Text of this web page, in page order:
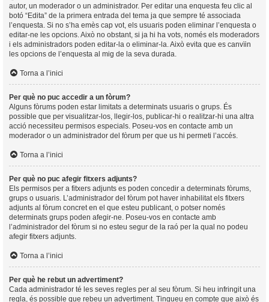
autor, un moderador o un administrador. Per editar una enquesta feu clic al
botó “Edita” de la primera entrada del tema ja que sempre té associada
l’enquesta. Si no s’ha emès cap vot, els usuaris poden eliminar l’enquesta o
editar-ne les opcions. Això no obstant, si ja hi ha vots, només els moderadors
i els administradors poden editar-la o eliminar-la. Això evita que es canvïin
les opcions de l’enquesta al mig de la seva durada.
Torna a l’inici
Per què no puc accedir a un fòrum?
Alguns fòrums poden estar limitats a determinats usuaris o grups. És
possible que per visualitzar-los, llegir-los, publicar-hi o realitzar-hi una altra
acció necessiteu permisos especials. Poseu-vos en contacte amb un
moderador o un administrador del fòrum per que us hi permeti l’accés.
Torna a l’inici
Per què no puc afegir fitxers adjunts?
Els permisos per a fitxers adjunts es poden concedir a determinats fòrums,
grups o usuaris. L’administrador del fòrum pot haver inhabilitat els fitxers
adjunts al fòrum concret en el que esteu publicant, o potser només
determinats grups poden afegir-ne. Poseu-vos en contacte amb
l’administrador del fòrum si no esteu segur de la raó per la qual no podeu
afegir fitxers adjunts.
Torna a l’inici
Per què he rebut un advertiment?
Cada administrador té les seves regles per al seu fòrum. Si heu infringit una
regla, és possible que rebeu un advertiment. Tingueu en compte que això és